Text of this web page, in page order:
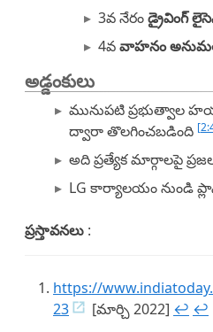
3వ నేరండ్రైవింగ్
4వవాహనం అనుమతి
అడ్డంకులు
మునుపటి ప్రభుత్వాల
ద్వారా తొలగించబడింది
అది ప్రత్యేక మార్గాలపై
LG కార్యాలయం నుండి
ప్రస్తావనలు :
https://
23
[మార్చి 2022] ↩︎ ↩︎